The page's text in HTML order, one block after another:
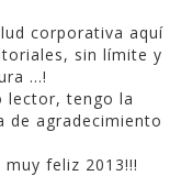
corporativa aquí
sin límite y
…!
lector, tengo la
de agradecimiento
feliz 2013!!!